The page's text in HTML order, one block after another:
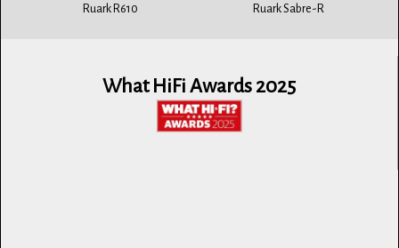
Ruark R610 Ruark Sabre-R
What HiFi Awards 2025